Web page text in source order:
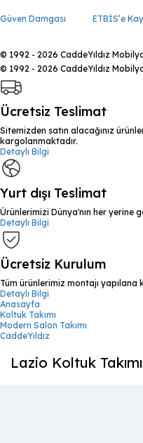
Güven Damgası ETBİS’e
© 1992 - 2026 CaddeYıldız
© 1992 - 2026 CaddeYıldız
Ücretsiz Teslimat
Sitemizden satın alacağınız
kargolanmaktadır.
Detaylı Bilgi
Yurt dışı Teslimat
Ürünlerimizi Dünya'nın her
Detaylı Bilgi
Ücretsiz Kurulum
Tüm ürünlerimiz montajı
Detaylı Bilgi
Anasayfa
Koltuk Takımı
Modern Salon Takımı
CaddeYıldız
Lazio Koltuk Takımı